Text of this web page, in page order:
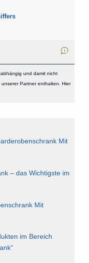
und damit nicht
Partner enthalten. Hier
Mit
– das Wichtigste im
Mit
im Bereich